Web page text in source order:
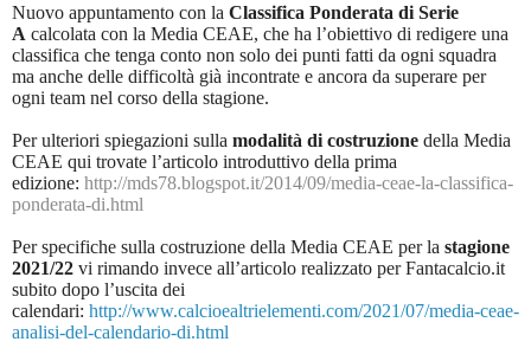
Nuovo appuntamento con la Classifica Ponderata di Serie
A calcolata con la Media CEAE, che ha l’obiettivo di redigere una
classifica che tenga conto non solo dei punti fatti da ogni squadra
ma anche delle difficoltà già incontrate e ancora da superare per
ogni team nel corso della stagione.
Per ulteriori spiegazioni sulla modalità di costruzione della Media
CEAE qui trovate l’articolo introduttivo della prima
edizione: http://mds78.blogspot.it/2014/09/media-ceae-la-classifica-
ponderata-di.html
Per specifiche sulla costruzione della Media CEAE per la stagione
2021/22 vi rimando invece all’articolo realizzato per Fantacalcio.it
subito dopo l’uscita dei
calendari: http://www.calcioealtrielementi.com/2021/07/media-ceae-
analisi-del-calendario-di.html